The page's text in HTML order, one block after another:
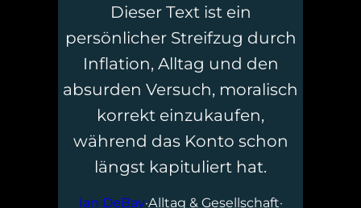
Dieser Text ist ein
persönlicher Streifzug durch
Inflation, Alltag und den
absurden Versuch, moralisch
korrekt einzukaufen,
während das Konto schon
längst kapituliert hat.
Ian DeBay·Alltag & Gesellschaft·